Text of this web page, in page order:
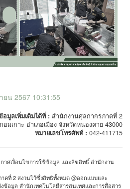
น 2567 10:31:55
มูลเพิ่มเติมได้ที่ : สำนักงานศุลกากรภาคที่ 2
เกาะ อำเภอเมือง จังหวัดหนองคาย 43000
หมายเลขโทรศัพท์ : 042-411715
าศเงื่อนไขการใช้ข้อมูล และลิขสิทธิ์ สำนักงาน
คที่ 2 สงวนไว้ซึ่งสิทธิทั้งหมด @ออกแบบและ
อมูล สำนักเทคโนโลยีสารสนเทศและการสื่อสาร